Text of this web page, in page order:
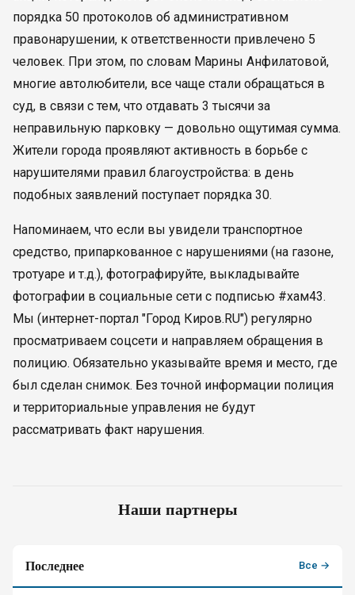
порядка 50 протоколов об административном
правонарушении, к ответственности привлечено 5
человек. При этом, по словам Марины Анфилатовой,
многие автолюбители, все чаще стали обращаться в
суд, в связи с тем, что отдавать 3 тысячи за
неправильную парковку — довольно ощутимая сумма.
Жители города проявляют активность в борьбе с
нарушителями правил благоустройства: в день
подобных заявлений поступает порядка 30.
Напоминаем, что если вы увидели транспортное
средство, припаркованное с нарушениями (на газоне,
тротуаре и т.д.), фотографируйте, выкладывайте
фотографии в социальные сети с подписью #хам43.
Мы (интернет-портал "Город Киров.RU") регулярно
просматриваем соцсети и направляем обращения в
полицию. Обязательно указывайте время и место, где
был сделан снимок. Без точной информации полиция
и территориальные управления не будут
рассматривать факт нарушения.
Наши партнеры
Последнее Все →